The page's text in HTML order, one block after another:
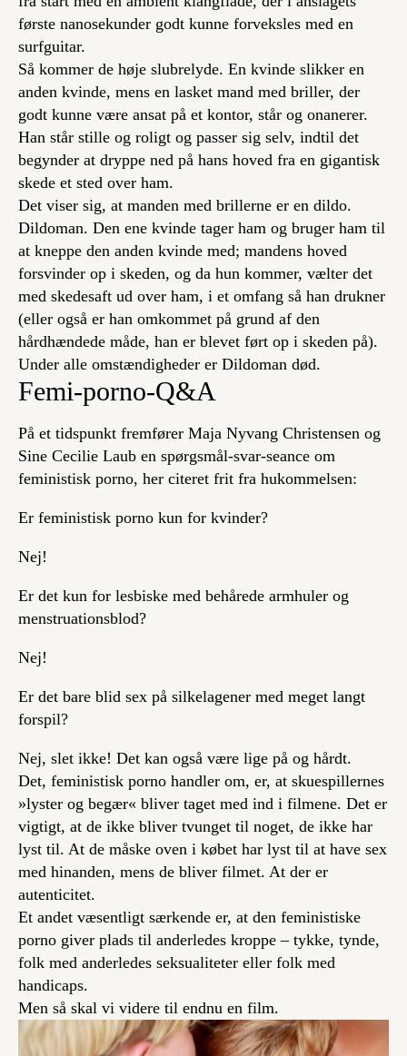
første nanosekunder godt kunne forveksles med en
surfguitar.
Så kommer de høje slubrelyde. En kvinde slikker en
anden kvinde, mens en lasket mand med briller, der
godt kunne være ansat på et kontor, står og onanerer.
Han står stille og roligt og passer sig selv, indtil det
begynder at dryppe ned på hans hoved fra en gigantisk
skede et sted over ham.
Det viser sig, at manden med brillerne er en dildo.
Dildoman. Den ene kvinde tager ham og bruger ham til
at kneppe den anden kvinde med; mandens hoved
forsvinder op i skeden, og da hun kommer, vælter det
med skedesaft ud over ham, i et omfang så han drukner
(eller også er han omkommet på grund af den
hårdhændede måde, han er blevet ført op i skeden på).
Under alle omstændigheder er Dildoman død.
Femi-porno-Q&A
På et tidspunkt fremfører Maja Nyvang Christensen og
Sine Cecilie Laub en spørgsmål-svar-seance om
feministisk porno, her citeret frit fra hukommelsen:
Er feministisk porno kun for kvinder?
Nej!
Er det kun for lesbiske med behårede armhuler og
menstruationsblod?
Nej!
Er det bare blid sex på silkelagener med meget langt
forspil?
Nej, slet ikke! Det kan også være lige på og hårdt.
Det, feministisk porno handler om, er, at skuespillernes
»lyster og begær« bliver taget med ind i filmene. Det er
vigtigt, at de ikke bliver tvunget til noget, de ikke har
lyst til. At de måske oven i købet har lyst til at have sex
med hinanden, mens de bliver filmet. At der er
autenticitet.
Et andet væsentligt særkende er, at den feministiske
porno giver plads til anderledes kroppe – tykke, tynde,
folk med anderledes seksualiteter eller folk med
handicaps.
Men så skal vi videre til endnu en film.